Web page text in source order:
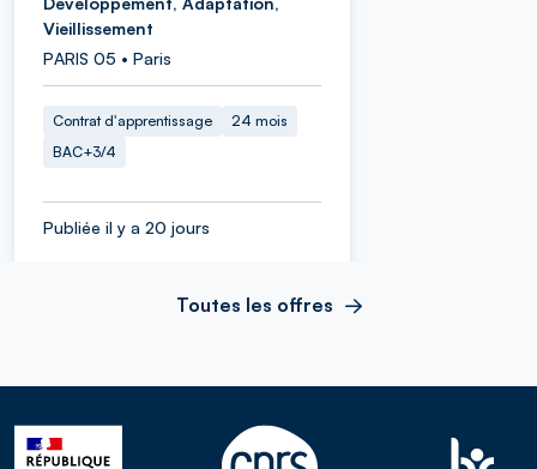
Vieillissement
PARIS 05 • Paris
Contrat d'apprentissage
24 mois
BAC+3/4
Publiée il y a 20 jours
Toutes les offres